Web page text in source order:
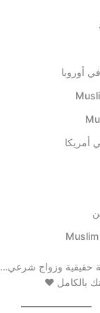
أوروبا
أمريكا
حقيقية وزواج شرعي…
بالكامل ❤️